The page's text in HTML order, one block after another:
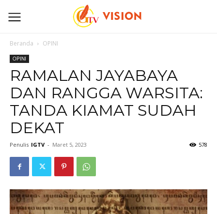
Beranda OPINI
OPINI
RAMALAN JAYABAYA
DAN RANGGA WARSITA:
TANDA KIAMAT SUDAH
DEKAT
Penulis IGTV - Maret 5, 2023 578